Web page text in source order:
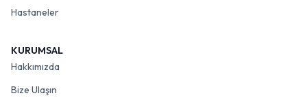
Hastaneler
KURUMSAL
Hakkımızda
Bize Ulaşın